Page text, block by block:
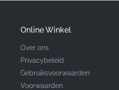
✅Kleurspecificatie:De
komen met de exacte
Onderdeelnummer
(MPN)
Online Winkel
Over ons
Privacybeleid
Gebruiksvoorwaarden
Voorwaarden